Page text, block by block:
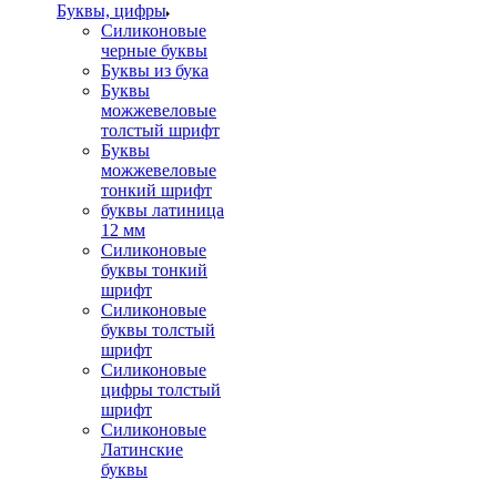
Буквы, цифры
Силиконовые
черные буквы
Буквы из бука
Буквы
можжевеловые
толстый шрифт
Буквы
можжевеловые
тонкий шрифт
буквы латиница
12 мм
Силиконовые
буквы тонкий
шрифт
Силиконовые
буквы толстый
шрифт
Силиконовые
цифры толстый
шрифт
Силиконовые
Латинские
буквы